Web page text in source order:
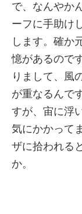
で、なんやか
ーフに手助け
します。確か
憶があるので
りまして、風
が重なるんで
すが、宙に浮
気にかかって
ザに拾われる
か。